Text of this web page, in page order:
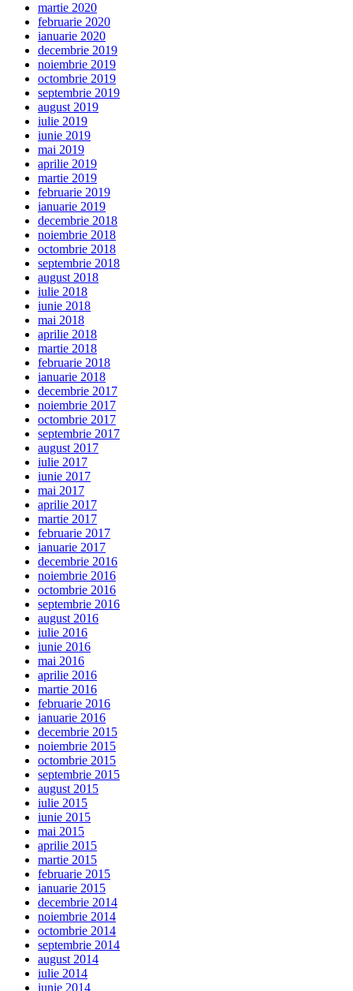
martie 2020
februarie 2020
ianuarie 2020
decembrie 2019
noiembrie 2019
octombrie 2019
septembrie 2019
august 2019
iulie 2019
iunie 2019
mai 2019
aprilie 2019
martie 2019
februarie 2019
ianuarie 2019
decembrie 2018
noiembrie 2018
octombrie 2018
septembrie 2018
august 2018
iulie 2018
iunie 2018
mai 2018
aprilie 2018
martie 2018
februarie 2018
ianuarie 2018
decembrie 2017
noiembrie 2017
octombrie 2017
septembrie 2017
august 2017
iulie 2017
iunie 2017
mai 2017
aprilie 2017
martie 2017
februarie 2017
ianuarie 2017
decembrie 2016
noiembrie 2016
octombrie 2016
septembrie 2016
august 2016
iulie 2016
iunie 2016
mai 2016
aprilie 2016
martie 2016
februarie 2016
ianuarie 2016
decembrie 2015
noiembrie 2015
octombrie 2015
septembrie 2015
august 2015
iulie 2015
iunie 2015
mai 2015
aprilie 2015
martie 2015
februarie 2015
ianuarie 2015
decembrie 2014
noiembrie 2014
octombrie 2014
septembrie 2014
august 2014
iulie 2014
iunie 2014